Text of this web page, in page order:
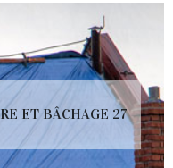
ET BÂCHAGE 27